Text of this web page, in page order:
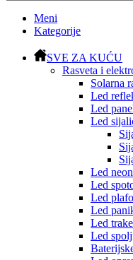
Meni
Kategorije
SVE ZA KUĆU
Rasveta i
Solarna
Led
Led
Led
Led
Led
Led
Led
Led trake
Led